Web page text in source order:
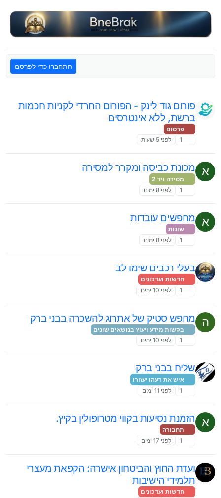
התחברו כדי לפרסם
פורום גוד לינק - הפורום החרדי לקניות חכמות
ברשת, ללא אינטרסים
פרסום
1
לפני 5 שעות
א מכונת כביסה ומקרר למסירה
מסירה ויד 2
1
לפני 8 ימים
א מחפשים עובדות
שונות
1
לפני 8 ימים
בעלי רכבים שימו לב
חדשות ועדכונים
1
לפני 10 ימים
ה מחפש סטיק של אתרוג להשכרה בבני ברק
בקשות מידע ויעוץ בנושאים שונים
1
לפני 10 ימים
שליח בבני ברק
איש את רעהו יעזורו
1
לפני 11 ימים
א הזמנת נסיעות בקווי מטרופולין בקיץ.
תחבורה
1
לפני 17 ימים
ועדת החוץ והביטחון אישרה: הקפאת מעצרי
תלמידי הישיבות
חדשות ועדכונים